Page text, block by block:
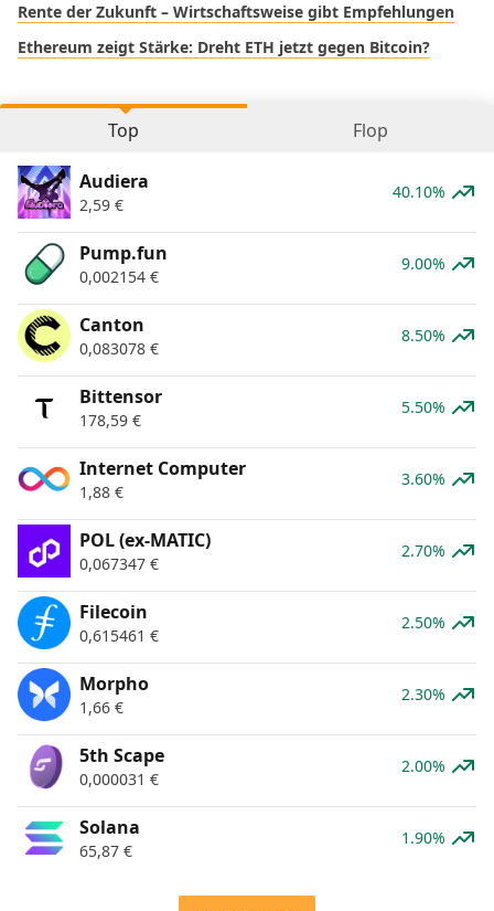
Rente der Zukunft – Wirtschaftsweise gibt Empfehlungen
Ethereum zeigt Stärke: Dreht ETH jetzt gegen Bitcoin?
Top Flop
Audiera
2,59 €
40.10%
Pump.fun
0,002154 €
9.00%
Canton
0,083078 €
8.50%
Bittensor
178,59 €
5.50%
Internet Computer
1,88 €
3.60%
POL (ex-MATIC)
0,067347 €
2.70%
Filecoin
0,615461 €
2.50%
Morpho
1,66 €
2.30%
5th Scape
0,000031 €
2.00%
Solana
65,87 €
1.90%